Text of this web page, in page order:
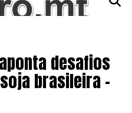
desafios
brasileira –